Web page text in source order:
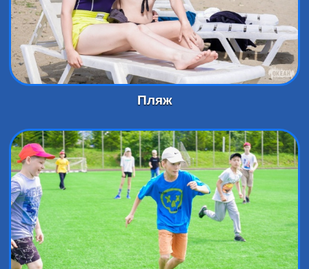
Пляж